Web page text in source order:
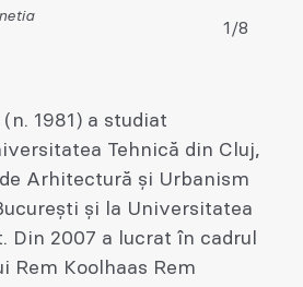
1/8
1981) a studiat
Tehnică din Cluj,
Arhitectură și Urbanism
și la Universitatea
Din 2007 a lucrat în cadrul
Rem Koolhaas Rem